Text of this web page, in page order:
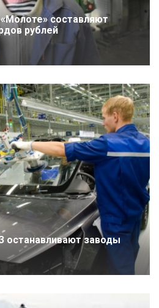
составляют
рублей
останавливают заводы